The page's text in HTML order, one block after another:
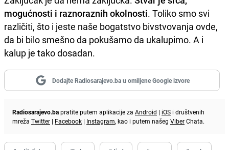
mogućnosti i raznoraznih okolnosti. Toliko smo svi
različiti, što i jeste naše bogatstvo bivstvovanja ovde,
da bi bilo smešno da pokušamo da ukalupimo. A i
kalup je tako dosadan.
Dodajte Radiosarajevo.ba u omiljene Google izvore
Radiosarajevo.bapratite putem aplikacije za Android | iOS i društvenih
mreža Twitter | Facebook | Instagram, kao i putem našeg ViberChata.